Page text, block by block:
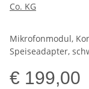
Co. KG
Mikrofonmodul,
Speiseadapter,
€ 199,00